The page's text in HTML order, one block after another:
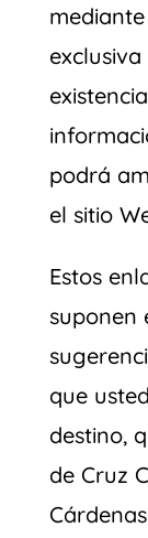
podrá
el sitio
Estos
suponen
que
destino,
de Cruz